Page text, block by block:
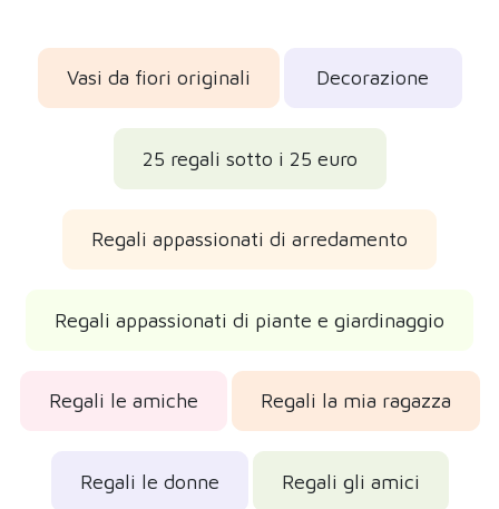
Vasi da fiori originali Decorazione
25 regali sotto i 25 euro
Regali appassionati di arredamento
Regali appassionati di piante e giardinaggio
Regali le amiche Regali la mia ragazza
Regali le donne Regali gli amici